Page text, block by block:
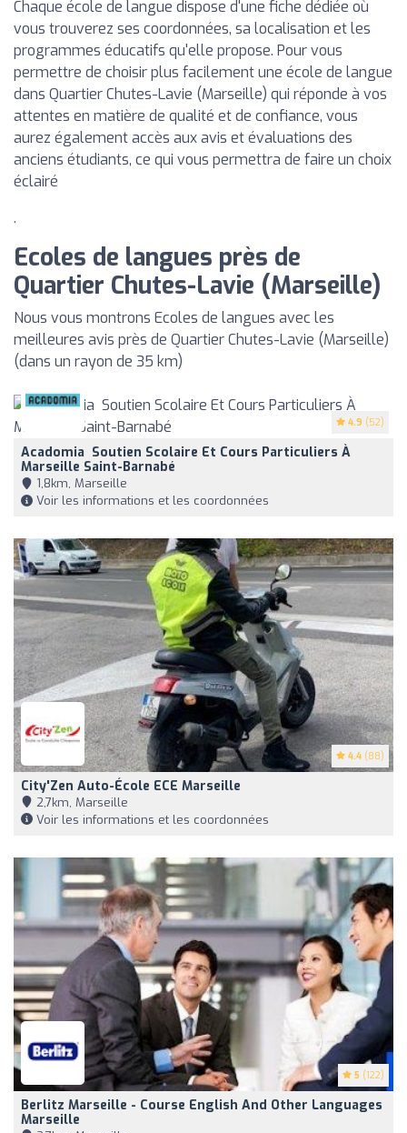
Chaque école de langue dispose d'une fiche dédiée où
vous trouverez ses coordonnées, sa localisation et les
programmes éducatifs qu'elle propose. Pour vous
permettre de choisir plus facilement une école de langue
dans Quartier Chutes-Lavie (Marseille) qui réponde à vos
attentes en matière de qualité et de confiance, vous
aurez également accès aux avis et évaluations des
anciens étudiants, ce qui vous permettra de faire un choix
éclairé
.
Ecoles de langues près de
Quartier Chutes-Lavie (Marseille)
Nous vous montrons Ecoles de langues avec les
meilleures avis près de Quartier Chutes-Lavie (Marseille)
(dans un rayon de 35 km)
4.9 (52)
Acadomia ‍ Soutien Scolaire Et Cours Particuliers À
Marseille Saint-Barnabé
1,8km, Marseille
Voir les informations et les coordonnées
4.4 (88)
City'Zen Auto-École ECE Marseille
2,7km, Marseille
Voir les informations et les coordonnées
5 (122)
Berlitz Marseille - Course English And Other Languages
Marseille